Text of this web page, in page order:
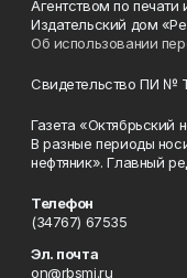
Агентством по
Издательский дом
Об использовании
Свидетельство ПИ №
Газета «Октябрьский
В разные периоды
нефтяник». Главный
Телефон
(34767) 67535
Эл. почта
on@rbsmi.ru